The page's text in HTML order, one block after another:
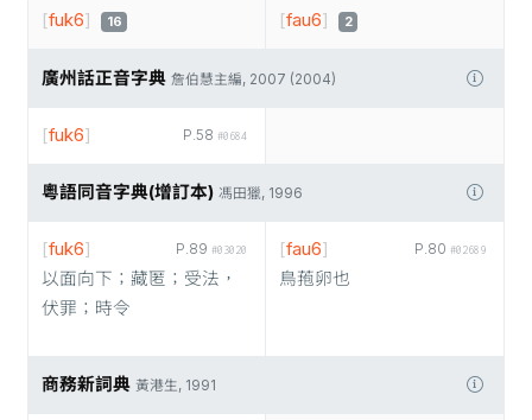
[fuk6] 16 [fau6] 2
廣州話正音字典 詹伯慧主編, 2007 (2004)
P.58 #0684
[fuk6]
粵語同音字典(增訂本) 馮田獵, 1996
P.89 #03020
[fuk6]
以面向下；藏匿；受法，
伏罪；時令
P.80 #02689
[fau6]
鳥菢卵也
商務新詞典 黃港生, 1991